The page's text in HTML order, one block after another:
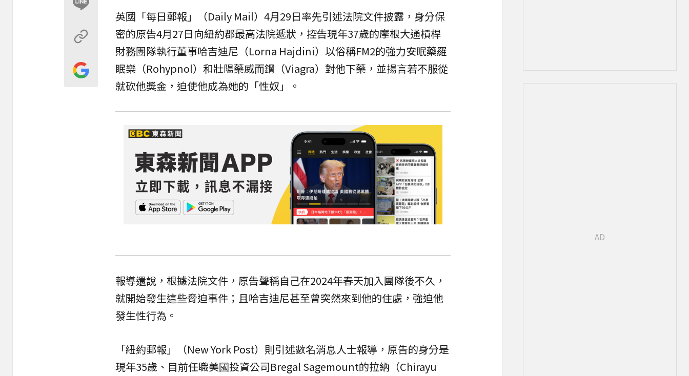
英國「每日郵報」（Daily Mail）4月29日率先引述法院文件披露，身分保
密的原告4月27日向紐約郡最高法院遞狀，控告現年37歲的摩根大通槓桿
財務團隊執行董事哈吉迪尼（Lorna Hajdini）以俗稱FM2的強力安眠藥羅
眠樂（Rohypnol）和壯陽藥威而鋼（Viagra）對他下藥，並揚言若不服從
就砍他獎金，迫使他成為她的「性奴」。
報導還說，根據法院文件，原告聲稱自己在2024年春天加入團隊後不久，
就開始發生這些脅迫事件；且哈吉迪尼甚至曾突然來到他的住處，強迫他
發生性行為 。
「紐約郵報」（New York Post）則引述數名消息人士報導，原告的身分是
現年35歲、目前任職美國投資公司Bregal Sagemount的拉納（Chirayu